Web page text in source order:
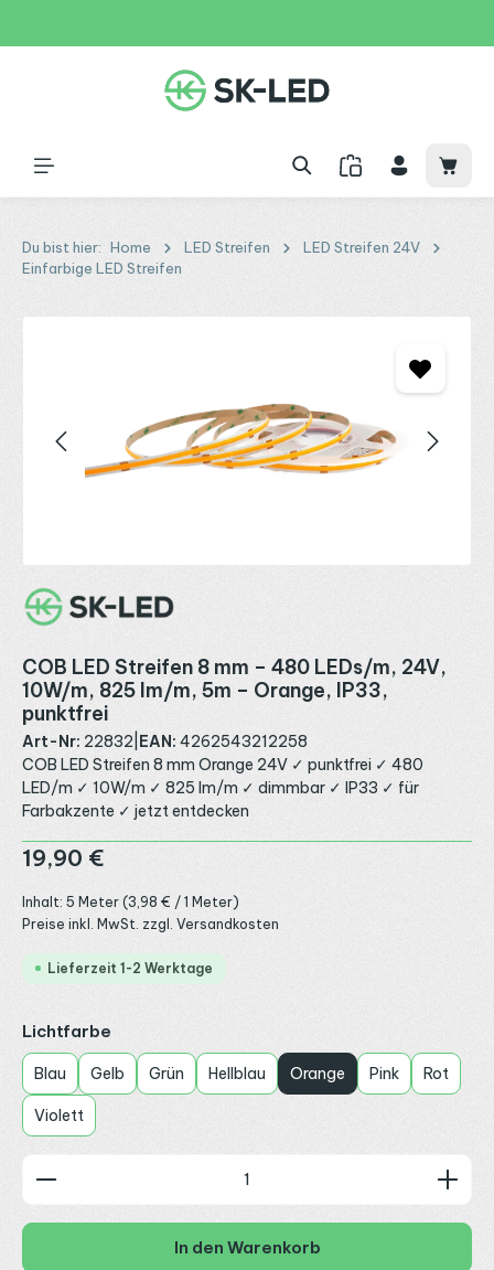
Du bist hier: Home LED Streifen
LED Streifen 24V
Einfarbige LED Streifen
COB LED Streifen 8 mm – 480 LEDs/m, 24V,
10W/m, 825 lm/m, 5m – Orange, IP33,
punktfrei
Art-Nr: 22832 EAN: 4262543212258
COB LED Streifen 8 mm Orange 24V ✓ punktfrei ✓ 480
LED/m ✓ 10W/m ✓ 825 lm/m ✓ dimmbar ✓ IP33 ✓ für
Farbakzente ✓ jetzt entdecken
Regulärer Preis:
19,90 €
Inhalt: 5 Meter (3,98 € / 1 Meter)
Preise inkl. MwSt. zzgl. Versandkosten
Lieferzeit 1-2 Werktage
Lichtfarbe
Blau Gelb Grün Hellblau Orange Pink Rot
Violett
Produkt Anzahl: Gib den gewünschten Wert ein
In den Warenkorb